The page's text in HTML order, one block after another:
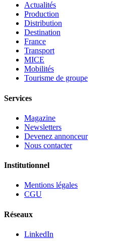
Actualités
Production
Distribution
Destination
France
Transport
MICE
Mobilités
Tourisme de groupe
Services
Magazine
Newsletters
Devenez annonceur
Nous contacter
Institutionnel
Mentions légales
CGU
Réseaux
LinkedIn